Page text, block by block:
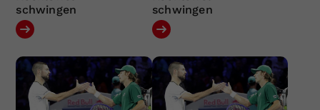
schwingen
schwingen